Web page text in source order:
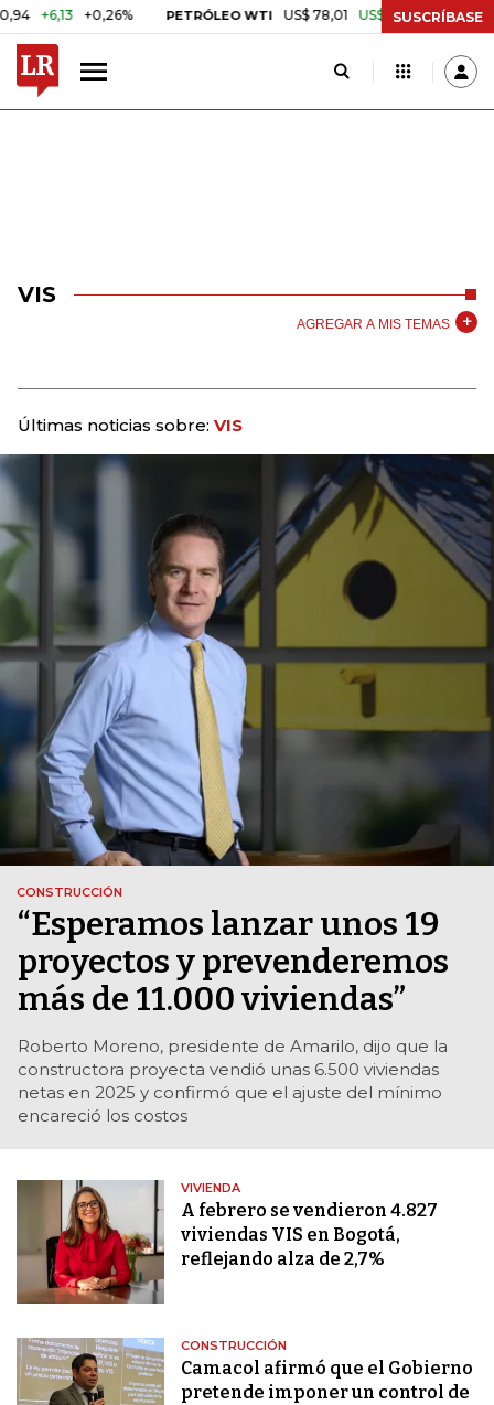
+0,26% PETRÓLEO WTI US$ 78,01 US$ 2,92 +3,89%
SUSCRÍBASE
VIS
AGREGAR A MIS TEMAS
Últimas noticias sobre: VIS
CONSTRUCCIÓN
“Esperamos lanzar unos 19
proyectos y prevenderemos
más de 11.000 viviendas”
Roberto Moreno, presidente de Amarilo, dijo que la
constructora proyecta vendió unas 6.500 viviendas
netas en 2025 y confirmó que el ajuste del mínimo
encareció los costos
VIVIENDA
A febrero se vendieron 4.827
viviendas VIS en Bogotá,
reflejando alza de 2,7%
CONSTRUCCIÓN
Camacol afirmó que el Gobierno
pretende imponer un control de